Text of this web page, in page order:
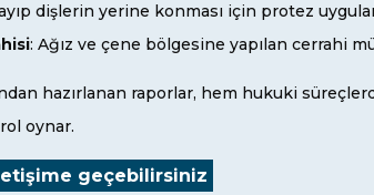
dişlerin yerine konması için protez
: Ağız ve çene bölgesine yapılan cerrahi
hazırlanan raporlar, hem hukuki
oynar.
geçebilirsiniz